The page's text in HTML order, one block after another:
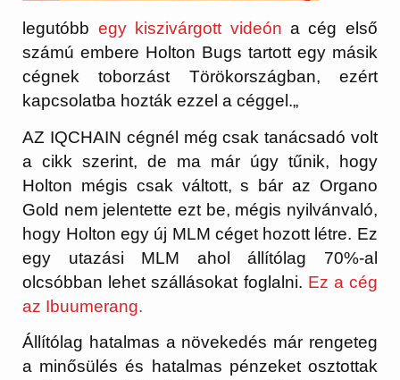
legutóbb egy kiszivárgott videón a cég első
számú embere Holton Bugs tartott egy másik
cégnek toborzást Törökországban, ezért
kapcsolatba hozták ezzel a céggel.„
AZ IQCHAIN cégnél még csak tanácsadó volt
a cikk szerint, de ma már úgy tűnik, hogy
Holton mégis csak váltott, s bár az Organo
Gold nem jelentette ezt be, mégis nyilvánvaló,
hogy Holton egy új MLM céget hozott létre. Ez
egy utazási MLM ahol állítólag 70%-al
olcsóbban lehet szállásokat foglalni. Ez a cég
az Ibuumerang.
Állítólag hatalmas a növekedés már rengeteg
a minősülés és hatalmas pénzeket osztottak